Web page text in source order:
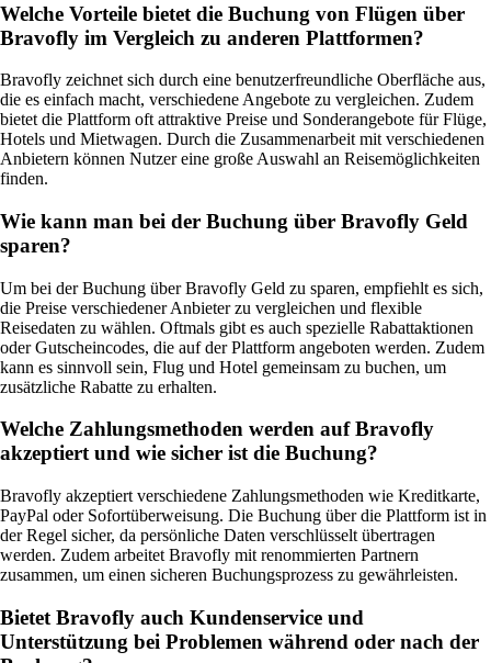
Welche Vorteile bietet die Buchung von Flügen über
Bravofly im Vergleich zu anderen Plattformen?
Bravofly zeichnet sich durch eine benutzerfreundliche Oberfläche aus,
die es einfach macht, verschiedene Angebote zu vergleichen. Zudem
bietet die Plattform oft attraktive Preise und Sonderangebote für Flüge,
Hotels und Mietwagen. Durch die Zusammenarbeit mit verschiedenen
Anbietern können Nutzer eine große Auswahl an Reisemöglichkeiten
finden.
Wie kann man bei der Buchung über Bravofly Geld
sparen?
Um bei der Buchung über Bravofly Geld zu sparen, empfiehlt es sich,
die Preise verschiedener Anbieter zu vergleichen und flexible
Reisedaten zu wählen. Oftmals gibt es auch spezielle Rabattaktionen
oder Gutscheincodes, die auf der Plattform angeboten werden. Zudem
kann es sinnvoll sein, Flug und Hotel gemeinsam zu buchen, um
zusätzliche Rabatte zu erhalten.
Welche Zahlungsmethoden werden auf Bravofly
akzeptiert und wie sicher ist die Buchung?
Bravofly akzeptiert verschiedene Zahlungsmethoden wie Kreditkarte,
PayPal oder Sofortüberweisung. Die Buchung über die Plattform ist in
der Regel sicher, da persönliche Daten verschlüsselt übertragen
werden. Zudem arbeitet Bravofly mit renommierten Partnern
zusammen, um einen sicheren Buchungsprozess zu gewährleisten.
Bietet Bravofly auch Kundenservice und
Unterstützung bei Problemen während oder nach der